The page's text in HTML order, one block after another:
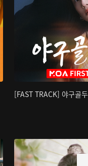
[FAST TRACK] 야구골두